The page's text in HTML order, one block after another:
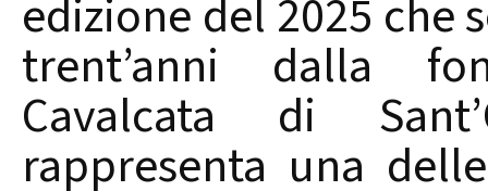
edizione del 2025 che
trent’anni dalla
Cavalcata di
rappresenta una